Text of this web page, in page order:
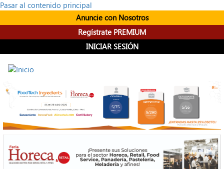
Pasar al contenido principal
Anuncie con Nosotros
Regístrate PREMIUM
INICIAR SESIÓN